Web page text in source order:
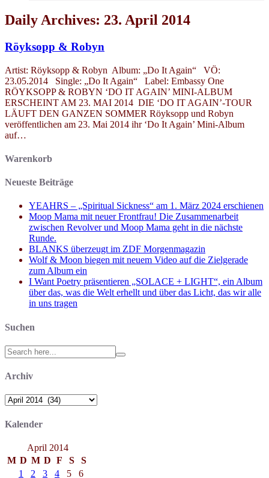
Daily Archives: 23. April 2014
Röyksopp & Robyn
Artist: Röyksopp & Robyn Album: „Do It Again“ VÖ:
23.05.2014 Single: „Do It Again“ Label: Embassy One
RÖYKSOPP & ROBYN ‘DO IT AGAIN’ MINI-ALBUM
ERSCHEINT AM 23. MAI 2014 DIE ‘DO IT AGAIN’-TOUR
LÄUFT DEN GANZEN SOMMER Röyksopp und Robyn
veröffentlichen am 23. Mai 2014 ihr ‘Do It Again’ Mini-Album
auf…
Warenkorb
Neueste Beiträge
YEAHRS – „Spiritual Sickness“ am 1. März 2024 erschienen
Moop Mama mit neuer Frontfrau! Die Zusammenarbeit
zwischen Revolver und Moop Mama geht in die nächste
Runde.
BLANKS überzeugt im ZDF Morgenmagazin
Wolf & Moon biegen mit neuem Video auf die Zielgerade
zum Album ein
I Want Poetry präsentieren „SOLACE + LIGHT“, ein Album
über das, was die Welt erhellt und über das Licht, das wir alle
in uns tragen
Suchen
Search
for:
Archiv
Archiv
Kalender
April 2014
M D M D F S
S
1
2 3 4 5 6